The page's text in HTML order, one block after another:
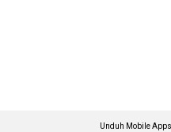
Unduh Mobile